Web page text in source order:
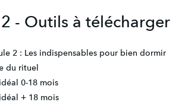
2 - Outils à télécharger
2 : Les indispensables pour bien dormir
du rituel
0-18 mois
+ 18 mois